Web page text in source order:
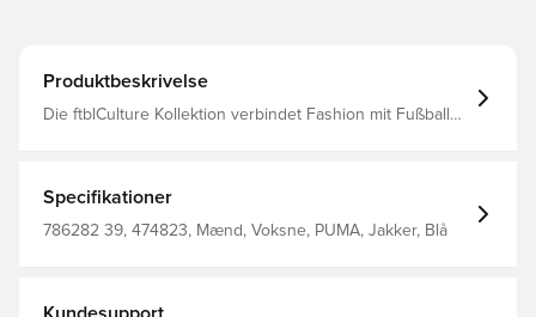
Produktbeskrivelse
Die ftblCulture Kollektion verbindet Fashion mit Fußball
zeigen. Entworfen für: Lifestyle by PUMA Passform:
Regulär Länge: Regulär Mit Kapuze Hauptmaterial:
French Terry Elastischer Saum und Bündchen Lange
Specifikationer
786282 39, 474823, Mænd, Voksne, PUMA, Jakker, Blå